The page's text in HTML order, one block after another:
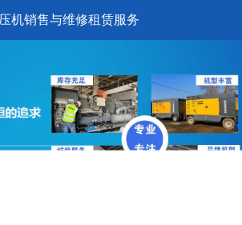
机销售与维修租赁服务